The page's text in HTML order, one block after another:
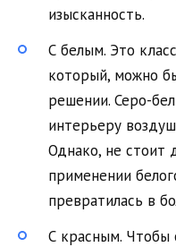
изысканность.
С белым. Это
который, можно
решении. Серо-
интерьеру
Однако, не стоит
применении
превратилась в
С красным. Чтобы